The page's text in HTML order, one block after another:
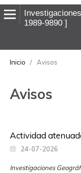
1989-9890
Inicio / Avisos
Avisos
Actividad
24-07-2026
Investigaciones